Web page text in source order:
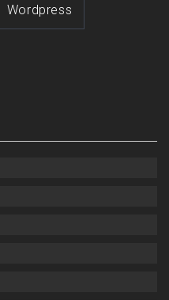
Wordpress